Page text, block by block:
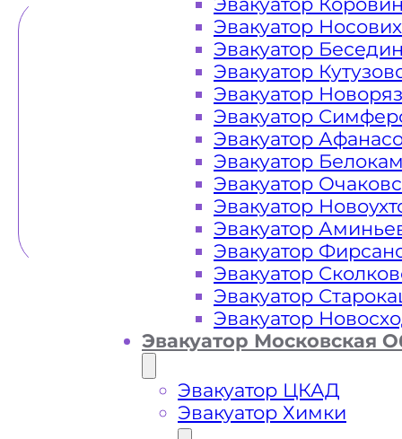
Эвакуатор
Эвакуатор
Эвакуатор
Эвакуатор
Эвакуатор
Эвакуатор
Эвакуатор
Эвакуатор
Эвакуатор
Эвакуатор
Эвакуатор
Эвакуатор
Эвакуатор
Эвакуатор
Эвакуатор Московская
Эвакуатор ЦКАД
Эвакуатор Химки